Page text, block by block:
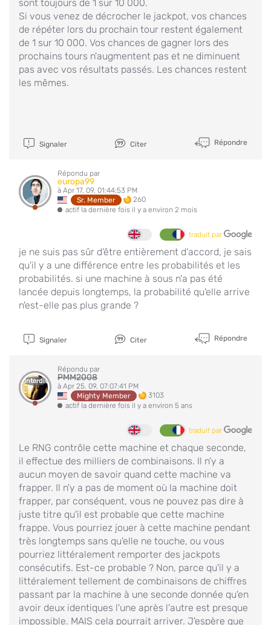
sont toujours de 1 sur 10 000.
Si vous venez de décrocher le jackpot, vos chances
de répéter lors du prochain tour restent également
de 1 sur 10 000. Vos chances de gagner lors des
prochains tours n'augmentent pas et ne diminuent
pas avec vos résultats passés. Les chances restent
les mêmes.
Signaler Citer Répondre
Répondu par
europa99
à Apr 17, 09, 01:44:53 PM
Sr. Member
260
actif la dernière fois il y a environ 2 mois
traduit par
je ne suis pas sûr d'être entièrement d'accord, je sais
qu'il y a une différence entre les probabilités et les
probabilités. si une machine à sous n'a pas été
lancée depuis longtemps, la probabilité qu'elle arrive
n'est-elle pas plus grande ?
Signaler Citer Répondre
Interdit
Répondu par
PMM2008
à Apr 25, 09, 07:07:41 PM
Mighty Member
3103
actif la dernière fois il y a environ 5 ans
traduit par
Le RNG contrôle cette machine et chaque seconde,
il effectue des milliers de combinaisons. Il n’y a
aucun moyen de savoir quand cette machine va
frapper. Il n'y a pas de moment où la machine doit
frapper, par conséquent, vous ne pouvez pas dire à
juste titre qu'il est probable que cette machine
frappe. Vous pourriez jouer à cette machine pendant
très longtemps sans qu'elle ne touche, ou vous
pourriez littéralement remporter des jackpots
consécutifs. Est-ce probable ? Non, parce qu'il y a
littéralement tellement de combinaisons de chiffres
passant par la machine à une seconde donnée qu'en
avoir deux identiques l'une après l'autre est presque
impossible. MAIS cela pourrait arriver. J'espère que